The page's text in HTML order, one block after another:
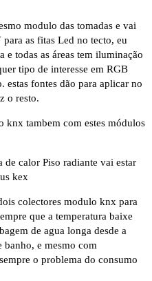
modulo das tomadas e vai
para as fitas Led no tecto, eu
todas as áreas tem iluminação
tipo de interesse em RGB
estas fontes dão para aplicar no
o resto.
knx tambem com estes módulos
calor Piso radiante vai estar
kex
colectores modulo knx para
que a temperatura baixe
de agua longa desde a
banho, e mesmo com
o problema do consumo